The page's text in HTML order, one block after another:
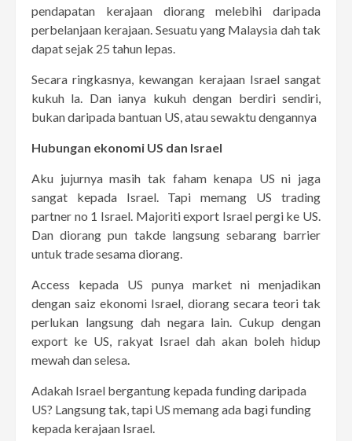
pendapatan kerajaan diorang melebihi daripada
perbelanjaan kerajaan. Sesuatu yang Malaysia dah tak
dapat sejak 25 tahun lepas.
Secara ringkasnya, kewangan kerajaan Israel sangat
kukuh la. Dan ianya kukuh dengan berdiri sendiri,
bukan daripada bantuan US, atau sewaktu dengannya
Hubungan ekonomi US dan Israel
Aku jujurnya masih tak faham kenapa US ni jaga
sangat kepada Israel. Tapi memang US trading
partner no 1 Israel. Majoriti export Israel pergi ke US.
Dan diorang pun takde langsung sebarang barrier
untuk trade sesama diorang.
Access kepada US punya market ni menjadikan
dengan saiz ekonomi Israel, diorang secara teori tak
perlukan langsung dah negara lain. Cukup dengan
export ke US, rakyat Israel dah akan boleh hidup
mewah dan selesa.
Adakah Israel bergantung kepada funding daripada
US? Langsung tak, tapi US memang ada bagi funding
kepada kerajaan Israel.